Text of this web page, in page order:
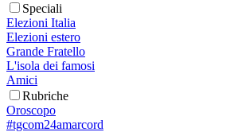
Speciali
Elezioni Italia
Elezioni estero
Grande Fratello
L'isola dei famosi
Amici
Rubriche
Oroscopo
#tgcom24amarcord